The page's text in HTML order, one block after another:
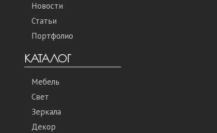
Новости
Статьи
Портфолио
КАТАЛОГ
Мебель
Свет
Зеркала
Декор